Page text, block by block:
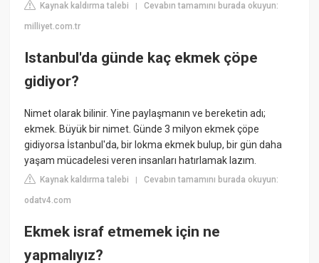
Kaynak kaldırma talebi |Cevabın tamamını burada okuyun:
milliyet.com.tr
Istanbul'da günde kaç ekmek çöpe
gidiyor?
Nimet olarak bilinir. Yine paylaşmanın ve bereketin adı;
ekmek. Büyük bir nimet. Günde 3 milyon ekmek çöpe
gidiyorsa İstanbul'da, bir lokma ekmek bulup, bir gün daha
yaşam mücadelesi veren insanları hatırlamak lazım.
Kaynak kaldırma talebi |Cevabın tamamını burada okuyun:
odatv4.com
Ekmek israf etmemek için ne
yapmalıyız?